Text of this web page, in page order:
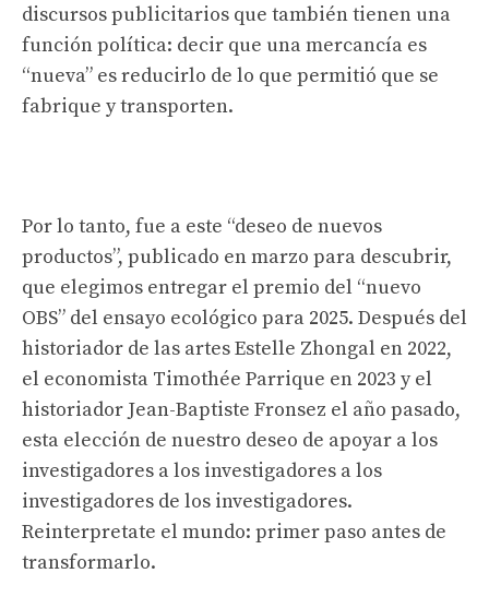
discursos publicitarios que también tienen una
función política: decir que una mercancía es
“nueva” es reducirlo de lo que permitió que se
fabrique y transporten.
Por lo tanto, fue a este “deseo de nuevos
productos”, publicado en marzo para descubrir,
que elegimos entregar el premio del “nuevo
OBS” del ensayo ecológico para 2025. Después del
historiador de las artes Estelle Zhongal en 2022,
el economista Timothée Parrique en 2023 y el
historiador Jean-Baptiste Fronsez el año pasado,
esta elección de nuestro deseo de apoyar a los
investigadores a los investigadores a los
investigadores de los investigadores.
Reinterpretate el mundo: primer paso antes de
transformarlo.